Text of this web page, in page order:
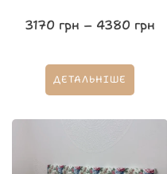
3170 грн – 4380 грн
ДЕТАЛЬНІШЕ